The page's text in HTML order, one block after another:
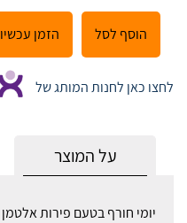
הוסף לסל הזמן עכשיו
לחצו כאן לחנות המותג של
על המוצר
יומי חורף בטעם פירות אלטמן Altman